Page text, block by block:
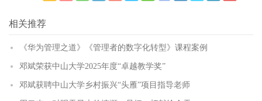
相关推荐
《华为管理之道》《管理者的数字化转型》课程案例
邓斌荣获中山大学2025年度“卓越教学奖”
邓斌获聘中山大学乡村振兴“头雁”项目指导老师